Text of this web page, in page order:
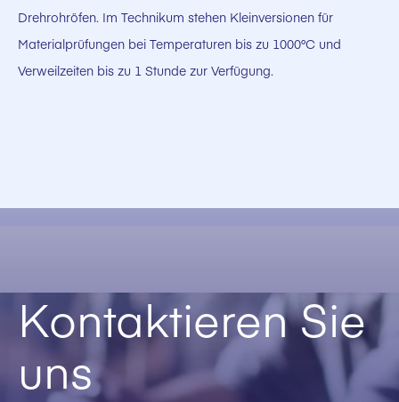
Drehrohröfen. Im Technikum stehen Kleinversionen für
Materialprüfungen bei Temperaturen bis zu 1000°C und
Verweilzeiten bis zu 1 Stunde zur Verfügung.
Kontaktieren Sie
uns